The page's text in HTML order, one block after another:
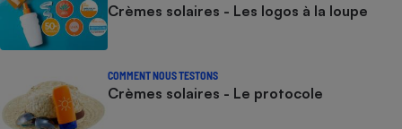
Crèmes solaires - Les logos à la loupe
COMMENT NOUS TESTONS
Crèmes solaires - Le protocole